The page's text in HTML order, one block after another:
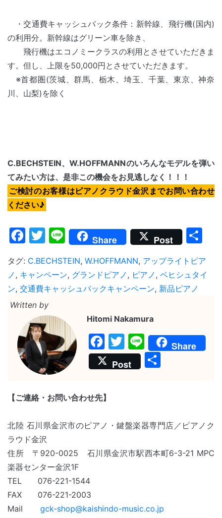
・交通費キャッシュバック条件：新幹線、飛行機(国内)
の利用分。新幹線はグリーン車を除き、
飛行機はエコノミークラスの利用とさせていただきま
す。但し、上限を50,000円とさせていただきます。
※首都圏(茨城、群馬、栃木、埼玉、千葉、東京、神奈
川、山梨)を除く
C.BECHSTEIN、W.HOFFMANNのいろんなモデルを弾い
てみたい方は、是非この機会をお見逃しなく！！！
ご検討のお客様はピアノクラウド金沢までお問い合わせ
ください♪
Facebook
Twitter
LineShare Post
タグ: C.BECHSTEIN, W.HOFFMANN, アップライトピア
ノ , キャンペーン, グランドピアノ , ピアノ , ベヒシュタイ
ン, 交通費キャッシュバックキャンペーン, 新品ピアノ
Written by
Hitomi Nakamura
F
a
c
e
b
o
k
T
w
itt
Li
n
e
Share
Post
【ご連絡・お問い合わせ先】
北陸 石川県金沢市のピアノ・鍵盤楽器専門店／ピアノク
ラウド金沢
住所 〒920-0025 石川県金沢市駅西本町6-3-21 MPC
楽器センター金沢1F
TEL 076-221-1544
FAX 076-221-2003
Mail gck-shop@kaishindo-music.co.jp